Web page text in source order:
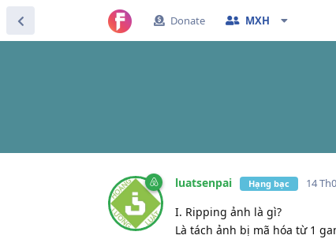
Donate MXH
luatsenpai Hạng bạc 14
I. Ripping ảnh là gì?
Là tách ảnh bị mã hóa từ 1